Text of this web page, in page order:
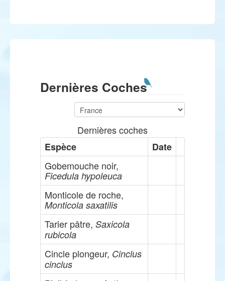
Dernières Coches
Dernières coches
Espèce
Date
Gobemouche noir,
Ficedula hypoleuca
Monticole de roche,
Monticola saxatilis
Tarier pâtre, Saxicola
rubicola
Cincle plongeur, Cinclus
cinclus